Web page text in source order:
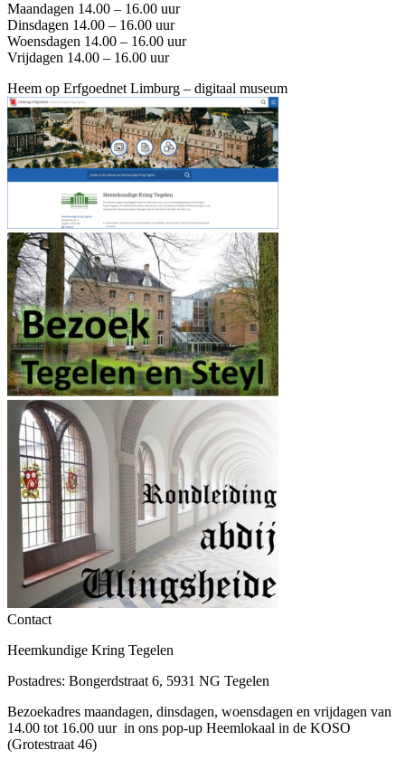
Maandagen 14.00 – 16.00 uur
Dinsdagen 14.00 – 16.00 uur
Woensdagen 14.00 – 16.00 uur
Vrijdagen 14.00 – 16.00 uur
Heem op Erfgoednet Limburg – digitaal museum
Contact
Heemkundige Kring Tegelen
Postadres: Bongerdstraat 6, 5931 NG Tegelen
Bezoekadres maandagen, dinsdagen, woensdagen en vrijdagen van
14.00 tot 16.00 uur in ons pop-up Heemlokaal in de KOSO
(Grotestraat 46)